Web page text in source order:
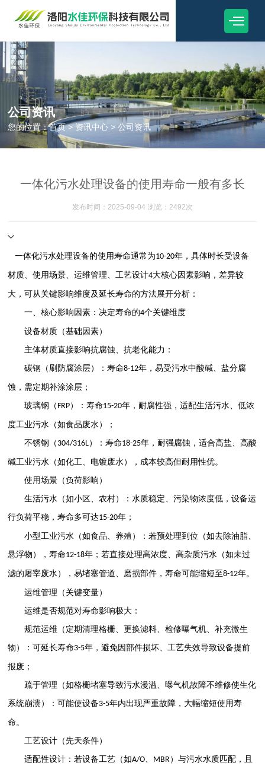
公司资讯
您的位置：首页> 资讯中心 >公司资讯
一体化污水处理设备的使用寿命一般有多长
发布时间：2025-09-04 浏览：2492次
一体化污水处理设备的使用寿命通常为10-20年，具体时长受设备
材质、使用场景、运维管理、工艺设计4大核心因素影响，差异较
大，可从关键影响维度及延长寿命的方法展开分析：
一、核心影响因素：决定寿命的4个关键维度
设备材质（基础因素）
主体材质直接影响抗腐蚀、抗老化能力：
碳钢（刷防腐涂层）：寿命8-12年，易受污水中酸碱、盐分腐
蚀，需定期补涂涂层；
玻璃钢（ FRP）：寿命15-20年，耐腐性强，适配生活污水、低浓
度工业污水（如食品废水）；
不锈钢（ 304/316L）：寿命18-25年，耐强腐蚀，适合高盐、高酸
碱工业污水（如化工、电镀废水），成本较高但耐用性优。
使用场景（负荷影响）
生活污水（如小区、农村）：水质稳定、污染物浓度低，设备运
行负荷平稳，寿命多可达15-20年；
小型工业污水（如食品、养殖）：若预处理到位（如去除油脂、
悬浮物），寿命12-18年；若直接处理高浓度、高杂质污水（如未过
滤的屠宰废水），易堵塞管道、磨损部件，寿命可能缩短至8-12年。
运维管理（关键变量）
运维是否规范对寿命影响极大：
规范运维（定期清理格栅、更换滤料、检修曝气机、补充微生
物）：可延长寿命3-5年，避免因部件损坏、工艺失效导致设备提前
报废；
疏于管理（如格栅堵塞导致污水漫溢、曝气机故障不维修使生化
系统崩溃）：可能使设备3-5年内出现严重故障，大幅缩短使用寿
命。
工艺设计（先天条件）
适配性设计：若设备工艺（如A/O、 MBR）与污水水质匹配，且